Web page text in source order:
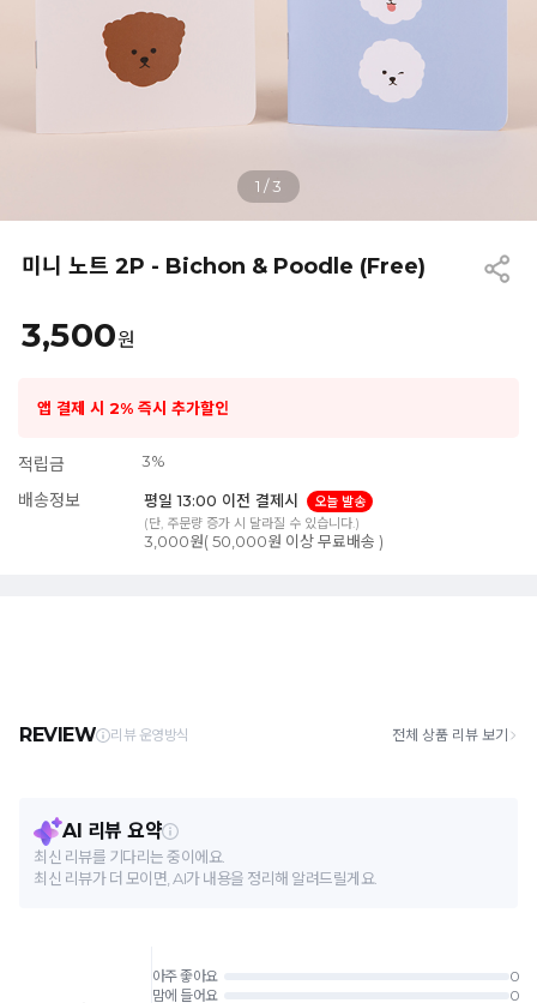
1 /3
미니 노트 2P - Bichon & Poodle (Free)
3,500원
앱 결제 시 2% 즉시 추가할인
적립금 3%
배송정보 평일 13:00 이전 결제시
오늘 발송
(단, 주문량 증가 시 달라질 수 있습니다.)
3,000원( 50,000원 이상 무료배송 )